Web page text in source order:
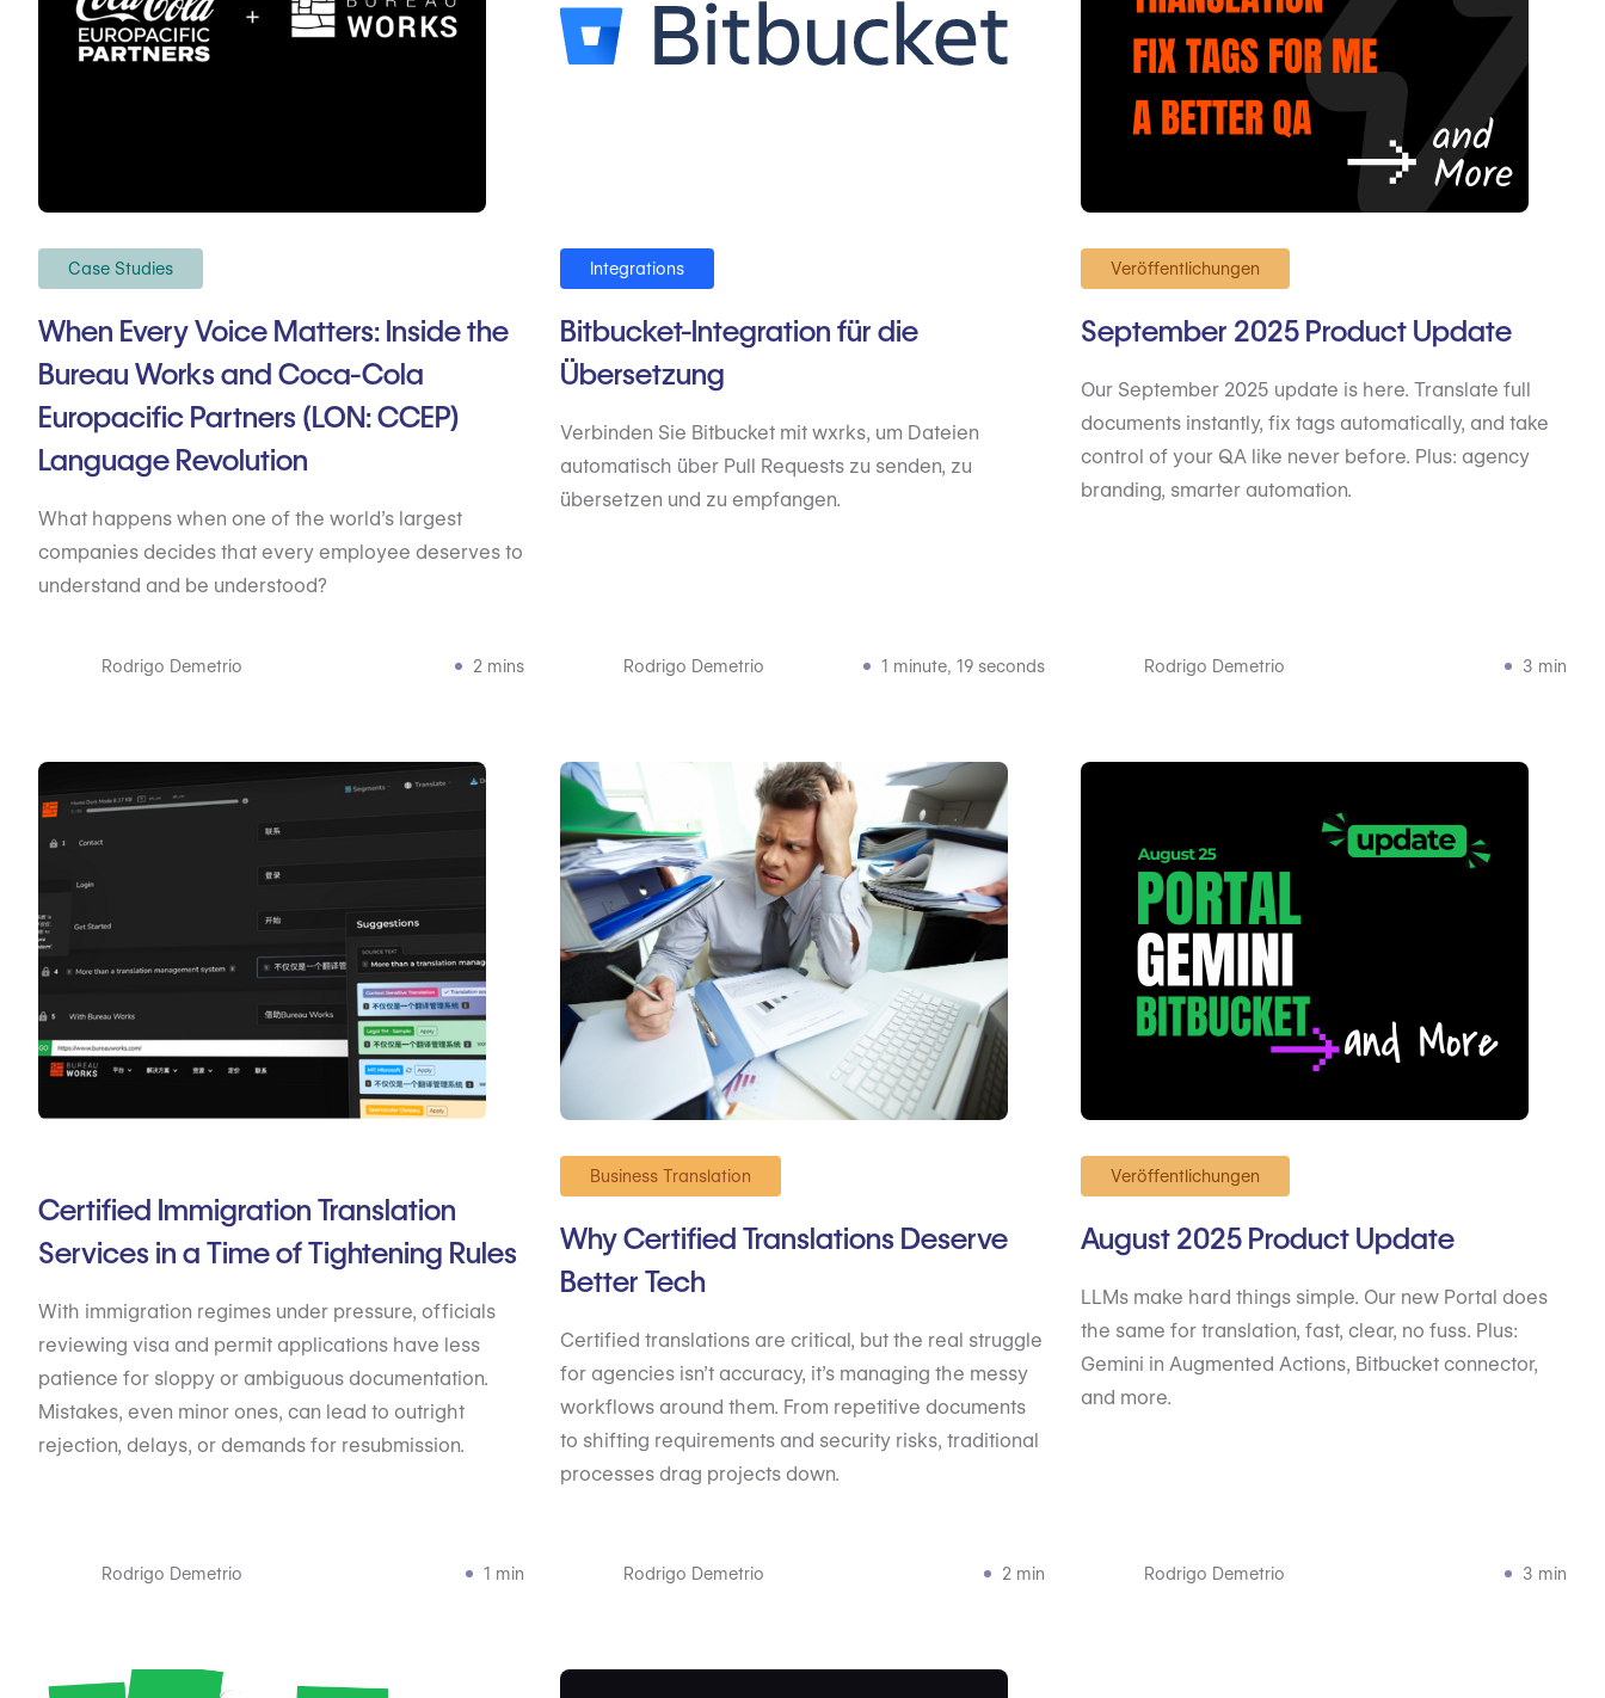
Case Studies
When Every Voice Matters: Inside the
Bureau Works and Coca-Cola
Europacific Partners (LON: CCEP)
Language Revolution
What happens when one of the world’s largest
companies decides that every employee deserves to
understand and be understood?
Rodrigo Demetrio 2 mins
Integrations
Bitbucket-Integration für die
Übersetzung
Verbinden Sie Bitbucket mit wxrks, um Dateien
automatisch über Pull Requests zu senden, zu
übersetzen und zu empfangen.
Rodrigo Demetrio 1 minute, 19 seconds
Veröffentlichungen
September 2025 Product Update
Our September 2025 update is here. Translate full
documents instantly, fix tags automatically, and take
control of your QA like never before. Plus: agency
branding, smarter automation.
Rodrigo Demetrio 3 min
Certified Immigration Translation
Services in a Time of Tightening Rules
With immigration regimes under pressure, officials
reviewing visa and permit applications have less
patience for sloppy or ambiguous documentation.
Mistakes, even minor ones, can lead to outright
rejection, delays, or demands for resubmission.
Rodrigo Demetrio 1 min
Business Translation
Why Certified Translations Deserve
Better Tech
Certified translations are critical, but the real struggle
for agencies isn’t accuracy, it’s managing the messy
workflows around them. From repetitive documents
to shifting requirements and security risks, traditional
processes drag projects down.
Rodrigo Demetrio 2 min
Veröffentlichungen
August 2025 Product Update
LLMs make hard things simple. Our new Portal does
the same for translation, fast, clear, no fuss. Plus:
Gemini in Augmented Actions, Bitbucket connector,
and more.
Rodrigo Demetrio 3 min